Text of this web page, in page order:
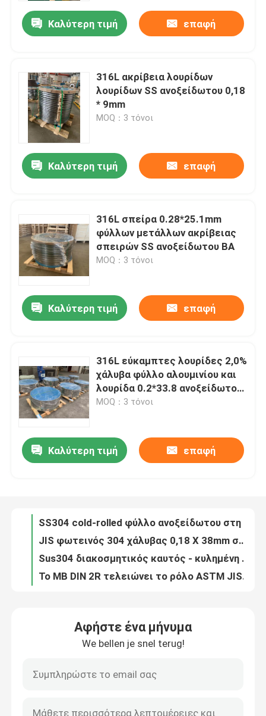
Σπίτι
Προϊόντα
Βίντεο
Γύρος εργοστασίων
Ποιοτικός έλεγχος
Ζητήστε ένα απόσπασμα
304 λουρίδες ανοξείδωτου
316l λουρίδες ανοξείδωτου
Καλύτερη τιμή επαφή
316L ακρίβεια λουρίδων
λουρίδων SS ανοξείδωτου 0,18
* 9mm
MOQ：3 τόνοι
Καλύτερη τιμή επαφή
316L σπείρα 0.28*25.1mm
φύλλων μετάλλων ακρίβειας
σπειρών SS ανοξείδωτου BA
MOQ：3 τόνοι
Καλύτερη τιμή επαφή
316L εύκαμπτες λουρίδες 2,0%
χάλυβα φύλλο αλουμινίου και
λουρίδα 0.2*33.8 ανοξείδωτου
μολυβδαίνιου
MOQ：3 τόνοι
Καλύτερη τιμή επαφή
SS304 cold-rolled φύλλο ανοξείδωτου στη διακοσμητική λουρίδα ASTM χάλυβα σπειρών
0.25MM cold-rolled ASTM 304 πιάτο φύλλων λουρίδων χάλυβα ανοξείδωτου βουρτσισμένο λουρίδα
Το μαγειρεύοντας εργαλείο κύλησε οριζόντια τη στενή λουρίδα 500mm ανοξείδωτου 304 λουρίδων ανοξείδωτου
0.2mm cold-rolled ταινία λουρίδων μετάλλων σπειρών φύλλων ανοξείδωτου ASTM SS 304
Αφήστε ένα μήνυμα
We bellen je snel terug!